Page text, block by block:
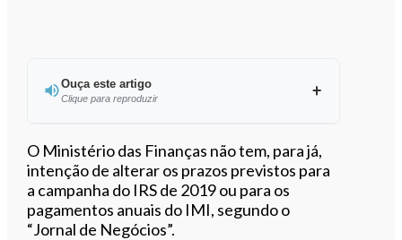
Ouça este artigo
Clique para reproduzir
Ouvir este artigo
O Ministério das Finanças não tem, para já,
intenção de alterar os prazos previstos para
a campanha do IRS de 2019 ou para os
pagamentos anuais do IMI, segundo o
“Jornal de Negócios”.